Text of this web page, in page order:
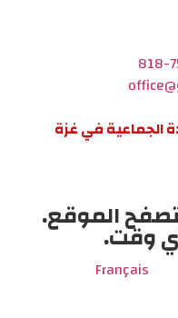
818-
الجماعية في غزة
الموقع.
وقت.
Français